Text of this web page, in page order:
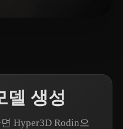
델 생성
Hyper3D Rodin으